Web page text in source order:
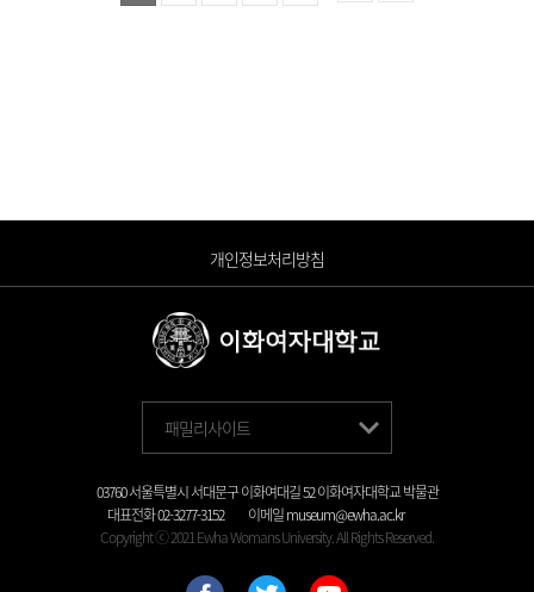
개인정보처리방침
패밀리사이트
03760 서울특별시 서대문구 이화여대길 52 이화여자대학교 박물관
대표전화02-3277-3152 이메일museum@ewha.ac.kr
Copyright ⓒ 2021 Ewha Womans University. All Rights Reserved.